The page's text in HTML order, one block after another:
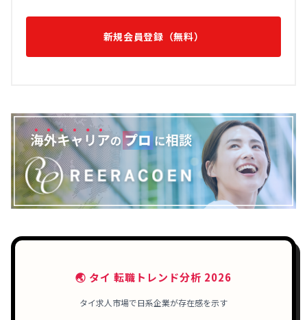
新規会員登録（無料）
🌏 タイ 転職トレンド分析 2026
タイ求人市場で日系企業が存在感を示す